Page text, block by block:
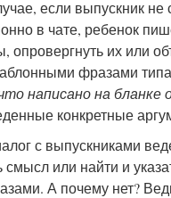
если выпускник
в чате, ребенок
опровергнуть их или
фразами типа
написано на бланке
конкретные
с выпускниками
смысл или найти и
А почему нет?